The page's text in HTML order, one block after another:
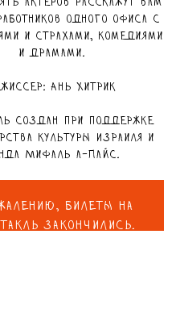
актеров расскажут вам
одного офиса с
и страхами, комедиями
и драмами.
Ань Хитрик
создан при поддержке
культуры Израиля и
Мифаль а-Пайс.
билеты на
закончились.